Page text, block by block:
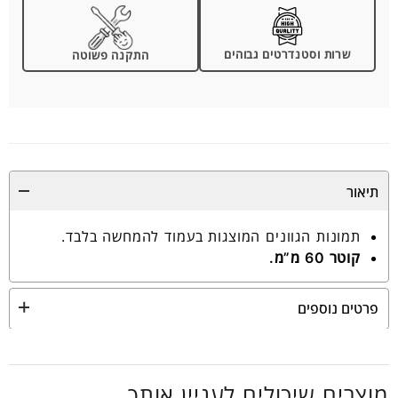
שרות וסטנדרטים גבוהים התקנה פשוטה
תיאור
תמונות הגוונים המוצגות בעמוד להמחשה בלבד.
קוטר 60 מ”מ.
פרטים נוספים